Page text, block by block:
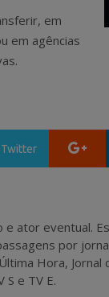
em
em agências
Twitter
e ator eventual.
por
Hora,
S e TV E.